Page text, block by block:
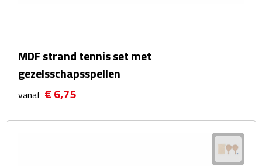
Damesverzorging
Borstels
MDF strand tennis set met
gezelsschapsspellen
vanaf € 6,75